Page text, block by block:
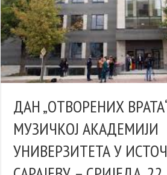
ДАН „ОTВОРЕНИХ
МУЗИЧКОЈ АКАДЕМИЈИ
УНИВЕРЗИТЕТА У